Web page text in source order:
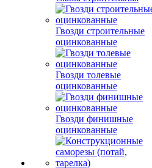
Гвозди строительные
оцинкованные
Гвозди толевые
оцинкованные
Гвозди финишные
оцинкованные